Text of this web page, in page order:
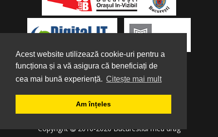
Acest website utilizează cookie-uri pentru a
funcționa și a vă asigura că beneficiați de
cea mai bună experiență. Citește mai mult
Am înțeles
Despre noi | Parteneri
Confidențialitate | Termeni și condiții | Tutorial
Copyright
2016-2026 Bucurestiul meu drag